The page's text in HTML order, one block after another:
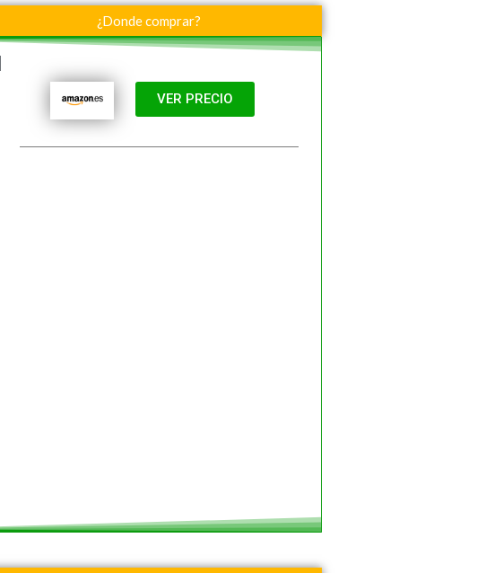
¿Donde comprar?
VER PRECIO